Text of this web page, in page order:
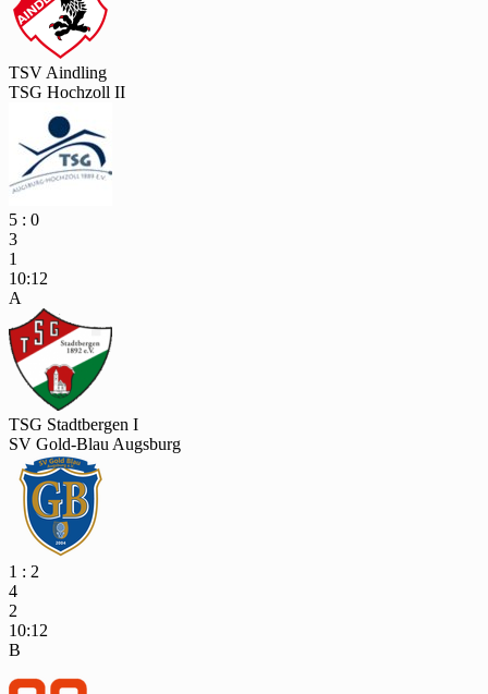
TSV Aindling
TSG Hochzoll II
5 : 0
3
1
10:12
A
TSG Stadtbergen I
SV Gold-Blau Augsburg
1 : 2
4
2
10:12
B